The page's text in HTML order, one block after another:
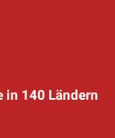
in 140 Ländern